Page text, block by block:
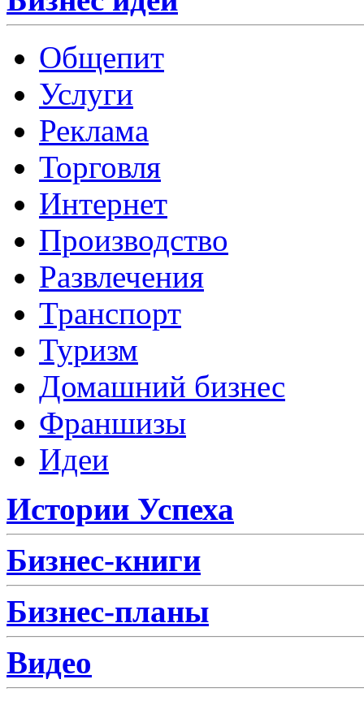
Общепит
Услуги
Реклама
Торговля
Интернет
Производство
Развлечения
Транспорт
Туризм
Домашний бизнес
Франшизы
Идеи
Истории Успеха
Бизнес-книги
Бизнес-планы
Видео